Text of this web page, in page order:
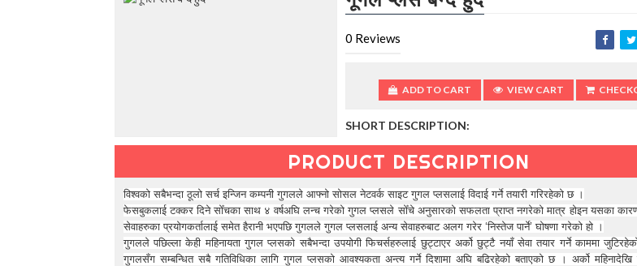
o
C
0 Reviews
ADD TO CART VIEW CART
SHORT DESCRIPTION:
PRODUCT DESCRIPTION
विश्वको सबैभन्दा ठूलो सर्च इन्जिन कम्पनी गुगलले आफ्नो सोसल नेटवर्क साइट गुगल प्लसलाई विदाई गर्ने तयारी गरिरहेको छ ।
फेसबुकलाई टक्कर दिने सोँचका साथ ४ वर्षअघि लन्च गरेको गुगल प्लसले सोँचे अनुसारको सफलता प्राप्त नगरेको मात्र होइन यसका
सेवाहरुका प्रयोगकर्तालाई समेत हैरानी भएपछि गुगलले गुगल प्लसलाई अन्य सेवाहरुबाट अलग गरेर ‘निस्तेज पार्ने’ घोषणा गरेको हो ।
गुगलले पछिल्ला केही महिनायता गुगल प्लसको सबैभन्दा उपयोगी फिचर्सहरुलाई छुट्टाएर अर्को छुट्टै नयाँ सेवा तयार गर्ने काममा
गुगलसँग सम्बन्धित सबै गतिविधिका लागि गुगल प्लसको आवश्यकता अन्त्य गर्ने दिशामा अघि बढिरहेको बताएको छ । अर्को